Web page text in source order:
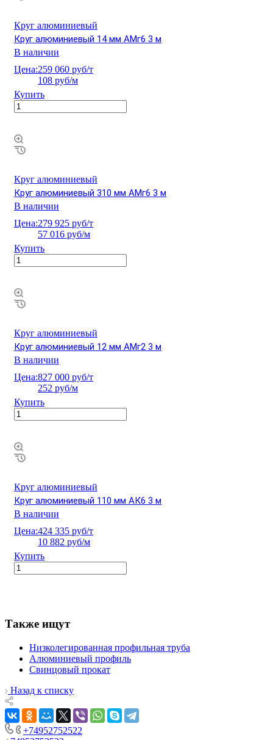
Круг алюминиевый
Круг алюминиевый 14 мм АМг6 3 м
В наличии
Цена:259 060 руб/т
108 руб/м
Купить
Круг алюминиевый
Круг алюминиевый 310 мм АМг6 3 м
В наличии
Цена:279 925 руб/т
57 016 руб/м
Купить
Круг алюминиевый
Круг алюминиевый 12 мм АМг2 3 м
В наличии
Цена:827 000 руб/т
252 руб/м
Купить
Круг алюминиевый
Круг алюминиевый 110 мм АК6 3 м
В наличии
Цена:424 335 руб/т
10 882 руб/м
Купить
Также ищут
Низколегированная профильная труба
Алюминиевый профиль
Свинцовый прокат
Назад к списку
+74952752522